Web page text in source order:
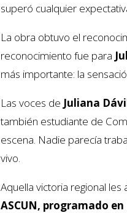
superó cualquier
La obra obtuvo el
reconocimiento fue para
más importante: la
Las voces de Juliana
también estudiante de
escena. Nadie parecía
vivo.
Aquella victoria regional
ASCUN, programado